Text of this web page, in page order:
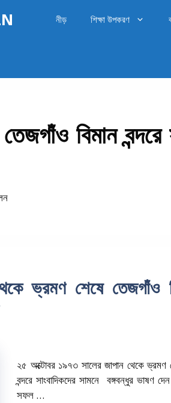
নীড় শিক্ষা উপকরণ
বিমান বন্দরে
ভ্রমণ শেষে তেজগাঁও
২৫ অক্টোবর ১৯৭৩ সালের জাপান থেকে ভ্রমণ
বন্দরে সাংবাদিকদের সামনে বঙ্গবন্ধুর ভাষণ
সফল …